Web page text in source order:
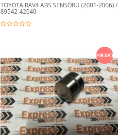
TOYOTA RAV4 ABS SENSÖRÜ (2001-2006) /
89542-42040
FIRSAT